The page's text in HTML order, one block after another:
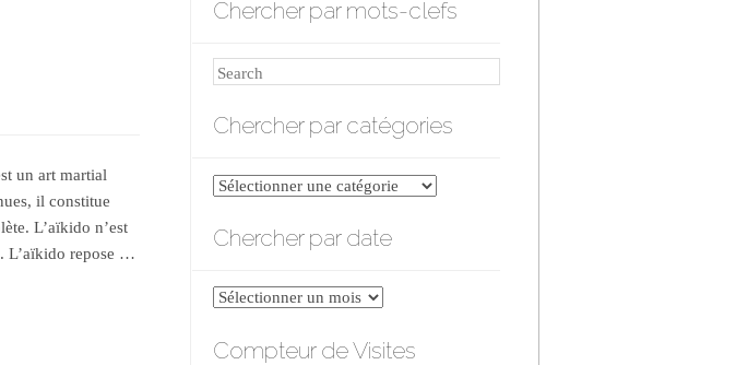
un art martial
il constitue
L’aïkido n’est
L’aïkido repose …
Chercher par mots-clefs
Search
Chercher par catégories
Chercher
catégories
Chercher par date
Chercher
date
Compteur de Visites